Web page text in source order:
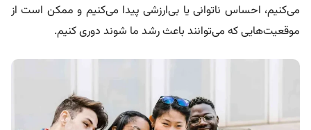
می‌کنیم، احساس ناتوانی یا بی‌ارزشی پیدا می‌کنیم و ممکن است از
موقعیت‌هایی که می‌توانند باعث رشد ما شوند دوری کنیم.